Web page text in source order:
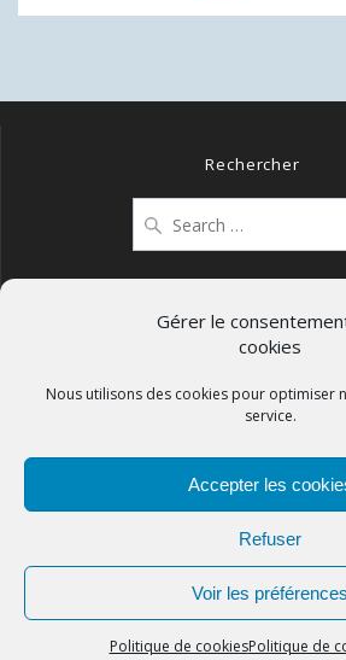
Gérer le
cookies
Nous utilisons des cookies pour optimiser
service.
Accepter les
Refuser
Voir les préférences
Politique de cookiesPolitique de
Rechercher
for:
Mentions légales
Politique de
Politique de cookies (UE)
APCOS
© 2026